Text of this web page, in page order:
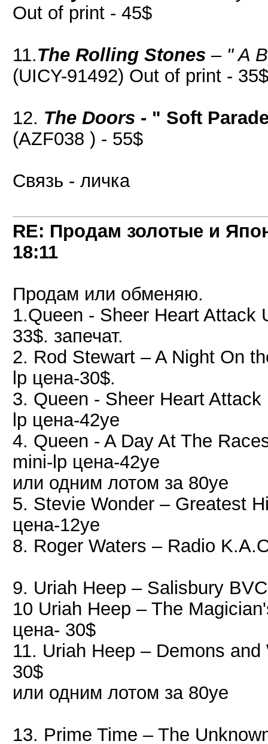
Out of print - 45$
11.The Rolling Stones – " A
(UICY-91492) Out of print - 35$
12. The Doors - " Soft
(AZF038 ) - 55$
Связь - личка
RE: Продам золотые и
18:11
Продам или обменяю.
1.Queen - Sheer Heart Attack
33$. запечат.
2. Rod Stewart – A Night On
lp цена-30$.
3. Queen - Sheer Heart
lp цена-42уе
4. Queen - A Day At The
mini-lp цена-42уе
или одним лотом за 80уе
5. Stevie Wonder ‎– Greatest
цена-12уе
8. Roger Waters – Radio
9. Uriah Heep – Salisbury
10 Uriah Heep – The
цена- 30$
11. Uriah Heep – Demons
30$
или одним лотом за 80уе
13. Prime Time – The